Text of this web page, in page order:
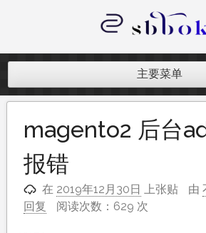
内
记录跨境电商独立
主要菜单
magento2 后台
报错
在 2019年12月30日 上张贴 由
回复
阅读次数：629 次